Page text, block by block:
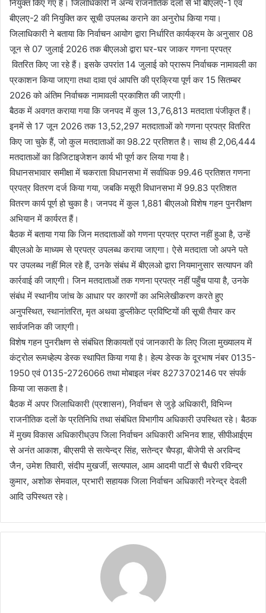
नियुक्त किए गए हैं। जिलाधिकारी ने अन्य राजनीतिक दलों से भी बीएलए-1 एवं
बीएलए-2 की नियुक्ति कर सूची उपलब्ध कराने का अनुरोध किया गया।
जिलाधिकारी ने बताया कि निर्वाचन आयोग द्वारा निर्धारित कार्यक्रम के अनुसार 08
जून से 07 जुलाई 2026 तक बीएलओ द्वारा घर-घर जाकर गणना प्रपत्र
वितरित किए जा रहे हैं। इसके उपरांत 14 जुलाई को प्रारूप निर्वाचक नामावली का
प्रकाशन किया जाएगा तथा दावा एवं आपत्ति की प्रक्रिया पूर्ण कर 15 सितम्बर
2026 को अंतिम निर्वाचक नामावली प्रकाशित की जाएगी।
बैठक में अवगत कराया गया कि जनपद में कुल 13,76,813 मतदाता पंजीकृत हैं।
इनमें से 17 जून 2026 तक 13,52,297 मतदाताओं को गणना प्रपत्र वितरित
किए जा चुके हैं, जो कुल मतदाताओं का 98.22 प्रतिशत है। साथ ही 2,06,444
मतदाताओं का डिजिटाइजेशन कार्य भी पूर्ण कर लिया गया है।
विधानसभावार समीक्षा में चकराता विधानसभा में सर्वाधिक 99.46 प्रतिशत गणना
प्रपत्र वितरण दर्ज किया गया, जबकि मसूरी विधानसभा में 99.83 प्रतिशत
वितरण कार्य पूर्ण हो चुका है। जनपद में कुल 1,881 बीएलओ विशेष गहन पुनरीक्षण
अभियान में कार्यरत हैं।
बैठक में बताया गया कि जिन मतदाताओं को गणना प्रपत्र प्राप्त नहीं हुआ है, उन्हें
बीएलओ के माध्यम से प्रपत्र उपलब्ध कराया जाएगा। ऐसे मतदाता जो अपने पते
पर उपलब्ध नहीं मिल रहे हैं, उनके संबंध में बीएलओ द्वारा नियमानुसार सत्यापन की
कार्रवाई की जाएगी। जिन मतदाताओं तक गणना प्रपत्र नहीं पहुँच पाया है, उनके
संबंध में स्थानीय जांच के आधार पर कारणों का अभिलेखीकरण करते हुए
अनुपस्थित, स्थानांतरित, मृत अथवा डुप्लीकेट प्रविष्टियों की सूची तैयार कर
सार्वजनिक की जाएगी।
विशेष गहन पुनरीक्षण से संबंधित शिकायतों एवं जानकारी के लिए जिला मुख्यालय में
कंट्रोल रूमध्हेल्प डेस्क स्थापित किया गया है। हेल्प डेस्क के दूरभाष नंबर 0135-
1950 एवं 0135-2726066 तथा मोबाइल नंबर 8273702146 पर संपर्क
किया जा सकता है।
बैठक में अपर जिलाधिकारी (प्रशासन), निर्वाचन से जुड़े अधिकारी, विभिन्न
राजनीतिक दलों के प्रतिनिधि तथा संबंधित विभागीय अधिकारी उपस्थित रहे। बैठक
में मुख्य विकास अधिकारीध्उप जिला निर्वाचन अधिकारी अभिनव शाह, सीपीआईएम
से अनंत आकाश, बीएसपी से सत्येन्द्र सिंह, सतेन्द्र चैपड़ा, बीजेपी से अरविन्द
जैन, उमेश तिवारी, संदीप मुखर्जी, सत्यपाल, आम आदमी पार्टी से चैधरी रविन्द्र
कुमार, अशोक सेमवाल, प्रभारी सहायक जिला निर्वाचन अधिकारी नरेन्द्र देवली
आदि उपिस्थत रहे।